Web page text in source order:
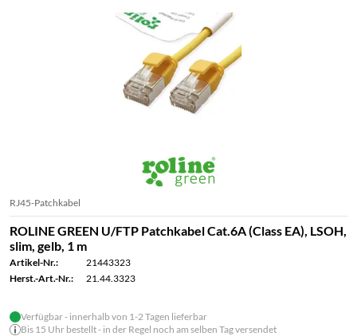
RJ45-Patchkabel
ROLINE GREEN U/FTP Patchkabel Cat.6A (Class EA), LSOH,
slim, gelb, 1 m
Artikel-Nr.:
21443323
Herst.-Art.-Nr.:
21.44.3323
Verfügbar - innerhalb von 1-2 Tagen lieferbar
Bis 15 Uhr bestellt - in der Regel noch am selben Tag versendet